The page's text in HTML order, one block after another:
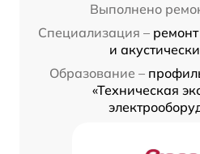
Выполнено
Специализация –
и
Образование –
«Техническая